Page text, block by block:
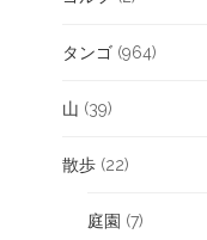
タンゴ (964)
山 (39)
散歩 (22)
庭園 (7)